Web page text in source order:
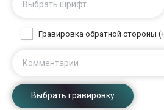
Выбрать шрифт
Гравировка обратной стороны
Комментарии
Выбрать гравировку